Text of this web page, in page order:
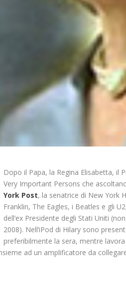
Dopo il Papa, la Regina Elisabetta, il
Very Important Persons che
York Post, la senatrice di New York
Franklin, The Eagles, i Beatles e gli
dell’ex Presidente degli Stati Uniti
2008). Nell’iPod di Hilary sono
preferibilmente la sera, mentre
ad un amplificatore da